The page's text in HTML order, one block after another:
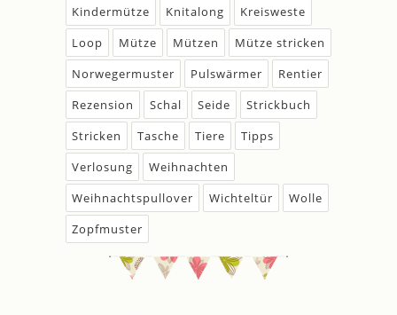
Kindermütze
Knitalong
Kreisweste
Loop
Mütze Mützen
Mütze stricken
Norwegermuster
Pulswärmer
Rentier
Rezension
Schal Seide
Strickbuch
Stricken
Tasche Tiere
Tipps
Verlosung
Weihnachten
Weihnachtspullover
Wichteltür
Wolle
Zopfmuster